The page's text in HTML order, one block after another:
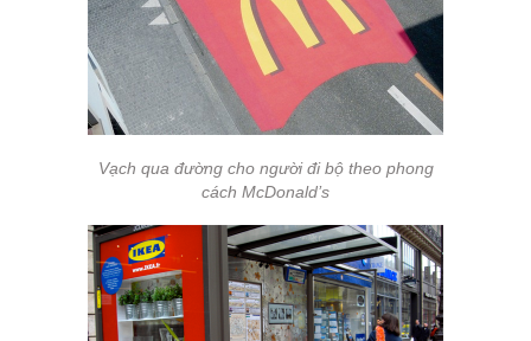
Vạch qua đường cho người đi bộ theo phong
cách McDonald’s